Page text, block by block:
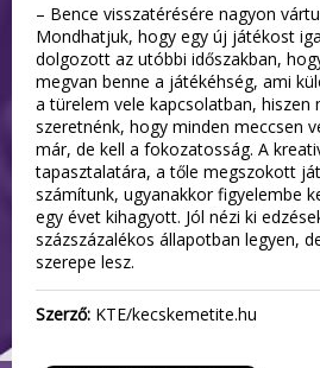
– Bence visszatérésére nagyon
Mondhatjuk, hogy egy új játékost
dolgozott az utóbbi időszakban,
megvan benne a játékéhség, ami
a türelem vele kapcsolatban, hiszen
szeretnénk, hogy minden meccsen
már, de kell a fokozatosság. A
tapasztalatára, a tőle megszokott
számítunk, ugyanakkor figyelembe
egy évet kihagyott. Jól nézi ki
százszázalékos állapotban legyen,
szerepe lesz.
Szerző: KTE/kecskemetite.hu